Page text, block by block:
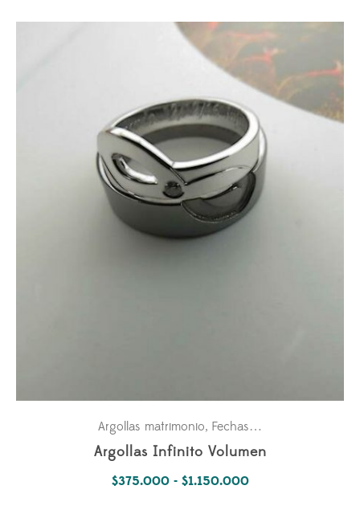
Argollas matrimonio, Fechas especiales
Argollas Infinito Volumen
$375.000 - $1.150.000Rango